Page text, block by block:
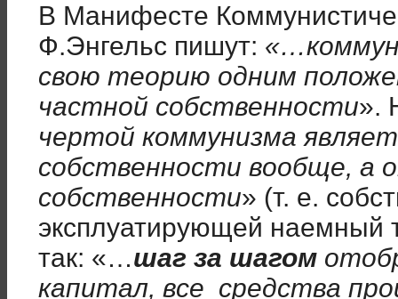
В Манифесте
Ф.Энгельс пишут:
свою теорию одним
частной собственности».
чертой коммунизма
собственности вообще, а
собственности» (т. е.
эксплуатирующей наемный
так: «…шаг за шагом
капитал, все средства